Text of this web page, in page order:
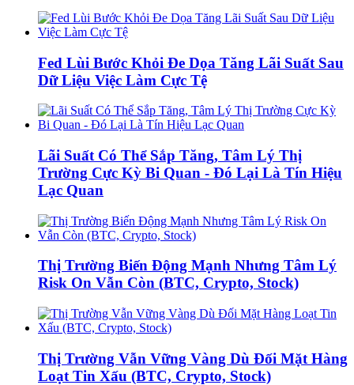
Fed Lùi Bước Khỏi Đe Dọa Tăng Lãi Suất Sau
Dữ Liệu Việc Làm Cực Tệ
Lãi Suất Có Thể Sắp Tăng, Tâm Lý Thị
Trường Cực Kỳ Bi Quan - Đó Lại Là Tín Hiệu
Lạc Quan
Thị Trường Biến Động Mạnh Nhưng Tâm Lý
Risk On Vẫn Còn (BTC, Crypto, Stock)
Thị Trường Vẫn Vững Vàng Dù Đối Mặt Hàng
Loạt Tin Xấu (BTC, Crypto, Stock)